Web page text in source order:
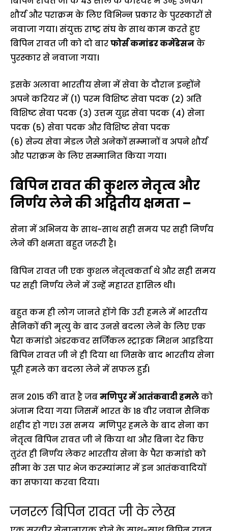
शौर्य और पराक्रम के लिए विभिन्न प्रकार के पुरस्कारों से
नवाजा गया। संयुक्त राष्ट्र संघ के साथ काम करते हुए
बिपिन रावत जी को दो बारफोर्स कमांडर कमेंडेसनके
पुरस्कार से नवाजा गया।
इसके अलावा भारतीय सेना में सेवा के दौरान इन्होंने
अपने करियर में (1) परम विशिष्ट सेवा पदक (2) अति
विशिष्ट सेवा पदक (3) उत्तम युद्ध सेवा पदक (4) सेना
पदक (5) सेवा पदक और विशिष्ट सेवा पदक
(6) सेन्य सेवा मेडल जैसे अनेकों सम्मानों व अपने शौर्य
और पराक्रम के लिए सम्मानित किया गया।
बिपिन रावत की कुशल नेतृत्व और
निर्णय लेने की अद्वितीय क्षमता –
सेना में अभिनय के साथ-साथ सही समय पर सही निर्णय
लेने की क्षमता बहुत जरूरी है।
बिपिन रावत जी एक कुशल नेतृत्वकर्ता थे और सही समय
पर सही निर्णय लेने में उन्हें महारत हासिल थी।
बहुत कम ही लोग जानते होंगे कि उरी हमले में भारतीय
सैनिकों की मृत्यु के बाद उनसे बदला लेने के लिए एक
पैरा कमांडो अंडरकवर सर्जिकल स्ट्राइक मिशन आइडिया
बिपिन रावत जी ने ही दिया था जिसके बाद भारतीय सेना
पूरी हमले का बदला लेने में सफल हुई।
सन 2015 की बात है जबमणिपुर में आतंकवादी हमलेको
अंजाम दिया गया जिसमें भारत के 18 वीर जवान सैनिक
शहीद हो गए। उस समय मणिपुर हमले के बाद सेना का
नेतृत्व बिपिन रावत जी ने किया था और बिना देर किए
तुरंत ही निर्णय लेकर भारतीय सेना के पैरा कमांडो को
सीमा के उस पार भेज करम्यांमार में इन आतंकवादियों
का सफाया करवा दिया।
जनरल बिपिन रावत जी के लेख